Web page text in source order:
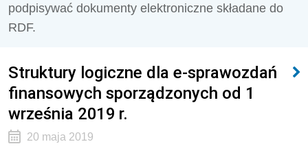
podpisywać dokumenty elektroniczne składane do
RDF.
Struktury logiczne dla e-sprawozdań
finansowych sporządzonych od 1
września 2019 r.
20 maja 2019